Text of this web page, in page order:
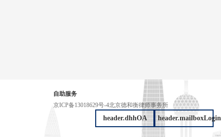
自助服务
京ICP备13018629号-4北京德和衡律师事务所
header.dhhOA header.mailboxLogin